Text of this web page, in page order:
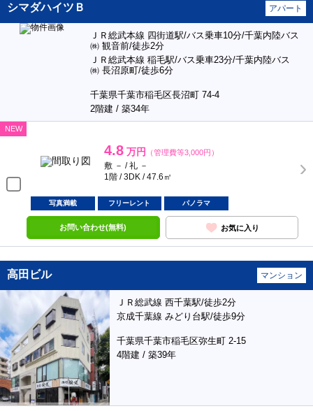
シマダハイツＢ アパート
ＪＲ総武本線 四街道駅/バス乗車10分/千葉内陸バス
㈱ 観音前/徒歩2分
ＪＲ総武本線 稲毛駅/バス乗車23分/千葉内陸バス
㈱ 長沼原町/徒歩6分
千葉県千葉市稲毛区長沼町 74-4
2階建 / 築34年
NEW
4.8 万円 （管理費等3,000円）
敷 － / 礼 －
1階 / 3DK / 47.6㎡
写真満載 フリーレント パノラマ
お問い合わせ(無料) お気に入り
高田ビル マンション
ＪＲ総武線 西千葉駅/徒歩2分
京成千葉線 みどり台駅/徒歩9分
千葉県千葉市稲毛区弥生町 2-15
4階建 / 築39年